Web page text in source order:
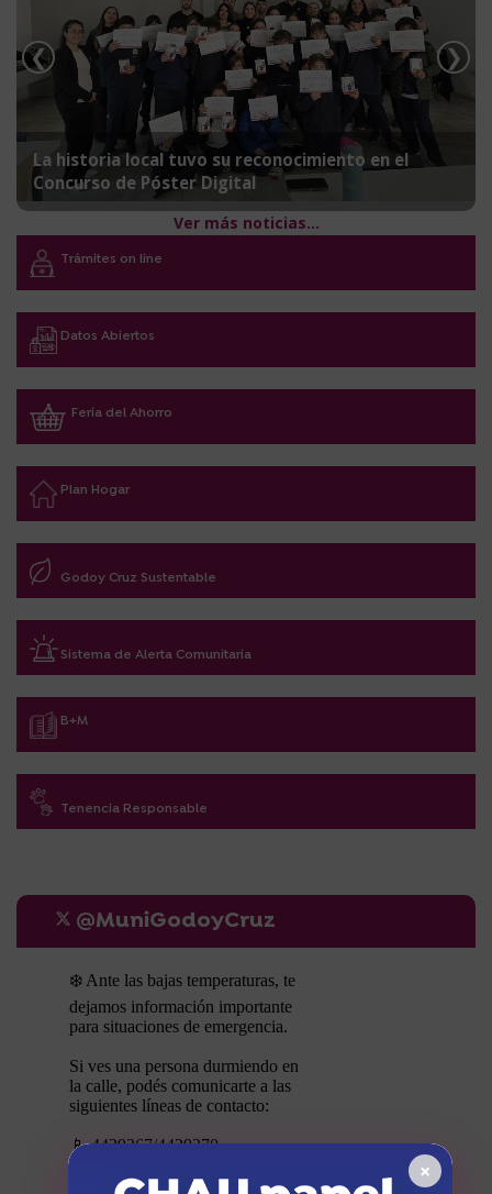
La historia local tuvo su reconocimiento en el
Concurso de Póster Digital
❮ ❯
Ver más noticias...
Trámites on line
Datos Abiertos
Feria del Ahorro
Plan Hogar
Godoy Cruz Sustentable
Sistema de Alerta Comunitaria
B+M
Tenencia Responsable
@MuniGodoyCruz
×